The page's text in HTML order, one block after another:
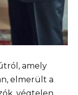
amely
elmerült a